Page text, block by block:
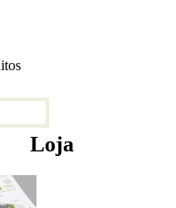
Loja